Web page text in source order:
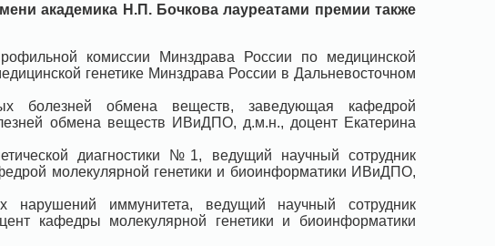
академика Н.П. Бочкова лауреатами премии также
комиссии Минздрава России по медицинской
генетике Минздрава России в Дальневосточном
болезней обмена веществ, заведующая кафедрой
обмена веществ ИВиДПО, д.м.н., доцент Екатерина
диагностики №1, ведущий научный сотрудник
молекулярной генетики и биоинформатики ИВиДПО,
нарушений иммунитета, ведущий научный сотрудник
кафедры молекулярной генетики и биоинформатики